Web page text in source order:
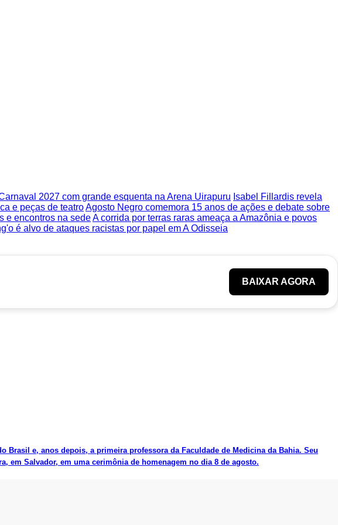
2027 com grande esquenta na Arena Uirapuru Isabel Fillardis revela
e peças de teatroAgosto Negro comemora 15 anos de ações e debate sobre
e encontros na sedeA corrida por terras raras ameaça a Amazônia e povos
é alvo de ataques racistas por papel em A Odisseia
BAIXAR AGORA
Brasil e, anos depois, a primeira professora da Faculdade de Medicina da Bahia. Seu
em Salvador, em uma cerimônia de homenagem no dia 8 de agosto.